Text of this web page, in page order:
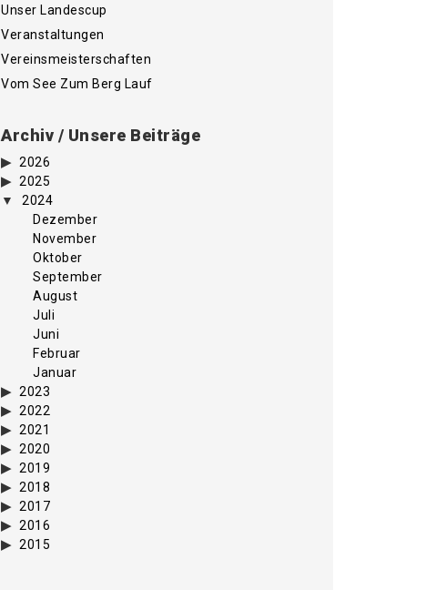
Unser Landescup
Veranstaltungen
Vereinsmeisterschaften
Vom See Zum Berg Lauf
Archiv / Unsere Beiträge
2026
2025
2024
Dezember
November
Oktober
September
August
Juli
Juni
Februar
Januar
2023
2022
2021
2020
2019
2018
2017
2016
2015